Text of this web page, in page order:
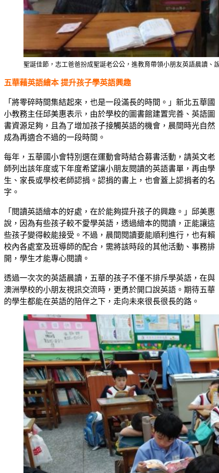
聖誕佳節，志工爸爸扮成聖誕老公公，進教育帶領小朋友英語晨讀、
五華藉英語繪本 提升孩子學英語興趣
「將零碎時間集結起來，也是一段滿長的時間。」新北五華國
小教務主任邱美惠表示，由於學校的圖書館建置完善、英語圖
書資源足夠，且為了增加孩子接觸英語的機會，晨間時光自然
成為再適合不過的一段時間。
每年，五華國小會特別選在運動會時結合募書活動，請英文老
師列出該年度或下年度希望讓小朋友閱讀的英語書單，再由學
生、家長或學校老師認捐。認捐的書上，也會蓋上認捐者的名
字。
「閱讀英語繪本的好處，在於能夠提升孩子的興趣。」邱美惠
說，因為有些孩子較不愛學英語，透過繪本的閱讀，正能讓這
些孩子變得較能接受。不過，晨間閱讀要能順利進行，也有賴
校內各處室及班導師的配合，需將該時段的其他活動、事務排
開，學生才能專心閱讀。
透過一次次的英語晨讀，五華的孩子不僅不排斥學英語，在與
澳洲學校的小朋友視訊交流時，更勇於開口說英語。期待五華
的學生都能在英語的陪伴之下，走向未來很長很長的路。